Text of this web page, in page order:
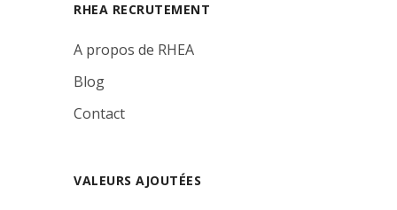
RHEA RECRUTEMENT
A propos de RHEA
Blog
Contact
VALEURS AJOUTÉES